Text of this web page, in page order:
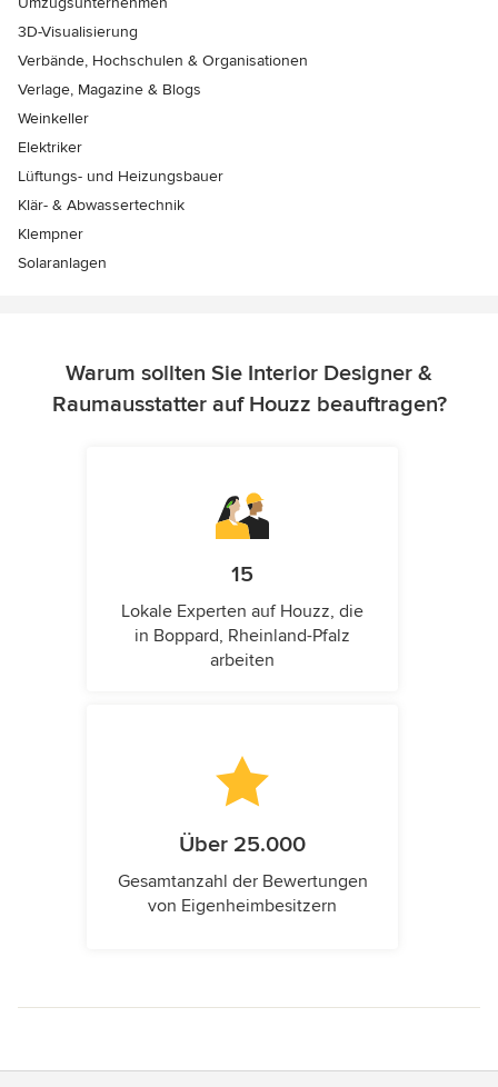
3D-Visualisierung
Verbände, Hochschulen & Organisationen
Verlage, Magazine & Blogs
Weinkeller
Elektriker
Lüftungs- und Heizungsbauer
Klär- & Abwassertechnik
Klempner
Solaranlagen
Warum sollten Sie Interior Designer &
Raumausstatter auf Houzz beauftragen?
15
Lokale Experten auf Houzz, die
in Boppard, Rheinland-Pfalz
arbeiten
Über 25.000
Gesamtanzahl der Bewertungen
von Eigenheimbesitzern